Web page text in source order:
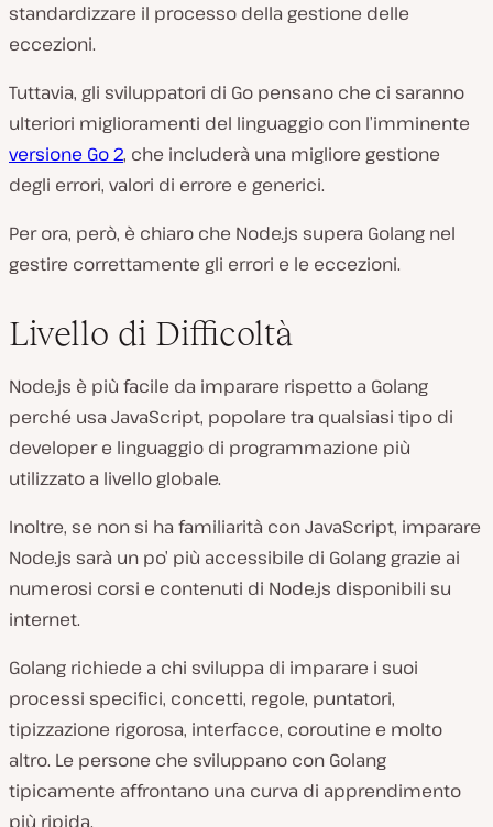
standardizzare il processo della gestione delle
eccezioni.
Tuttavia, gli sviluppatori di Go pensano che ci saranno
ulteriori miglioramenti del linguaggio con l’imminente
versione Go 2, che includerà una migliore gestione
degli errori, valori di errore e generici.
Per ora, però, è chiaro che Node.js supera Golang nel
gestire correttamente gli errori e le eccezioni.
Livello di Difficoltà
Node.js è più facile da imparare rispetto a Golang
perché usa JavaScript, popolare tra qualsiasi tipo di
developer e linguaggio di programmazione più
utilizzato a livello globale.
Inoltre, se non si ha familiarità con JavaScript, imparare
Node.js sarà un po’ più accessibile di Golang grazie ai
numerosi corsi e contenuti di Node.js disponibili su
internet.
Golang richiede a chi sviluppa di imparare i suoi
processi specifici, concetti, regole, puntatori,
tipizzazione rigorosa, interfacce, coroutine e molto
altro. Le persone che sviluppano con Golang
tipicamente affrontano una curva di apprendimento
più ripida.